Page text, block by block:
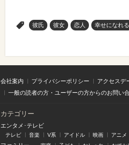
彼氏 彼女 恋人 幸せになれる
会社案内 プライバシーポリシー アクセスデ
一般の読者の方・ユーザーの方からのお問い
カテゴリー
エンタメ･テレビ
テレビ 音楽 V系 アイドル 映画 アニメ